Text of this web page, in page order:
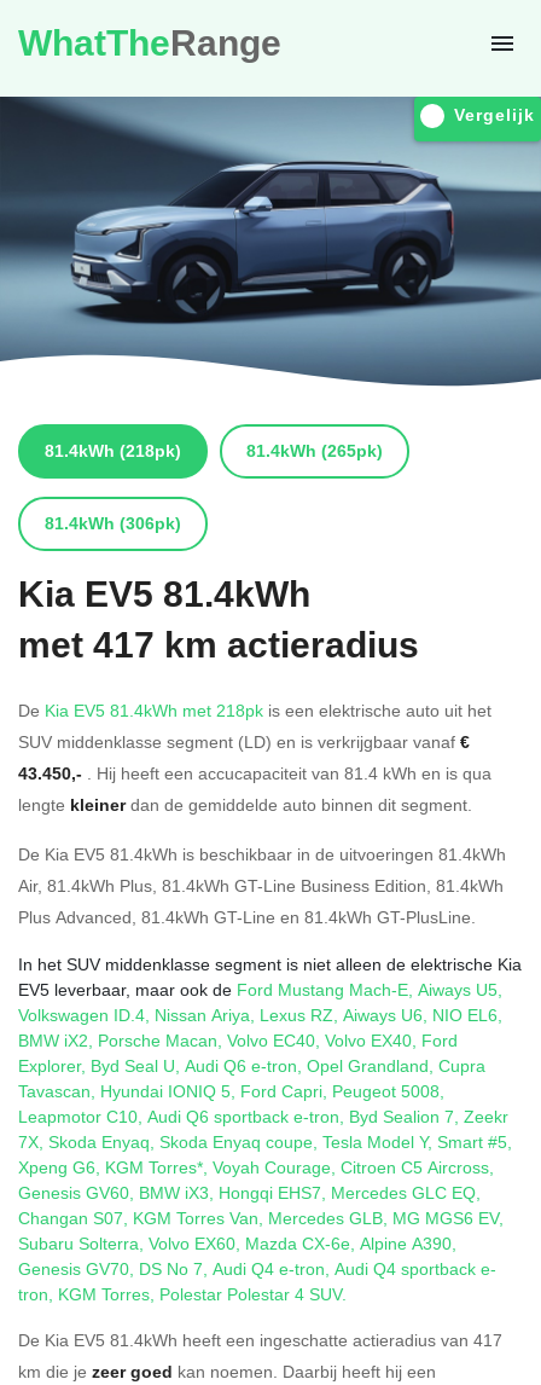
WhatTheRange
Vergelijk
81.4kWh (218pk) 81.4kWh (265pk)
81.4kWh (306pk)
Kia EV5 81.4kWh
met 417 km actieradius
De Kia EV5 81.4kWh met 218pk is een elektrische auto uit het
SUV middenklasse segment (LD) en is verkrijgbaar vanaf €
43.450,- . Hij heeft een accucapaciteit van 81.4 kWh en is qua
lengte kleinerdan de gemiddelde auto binnen dit segment.
De Kia EV5 81.4kWh is beschikbaar in de uitvoeringen 81.4kWh
Air, 81.4kWh Plus, 81.4kWh GT-Line Business Edition, 81.4kWh
Plus Advanced, 81.4kWh GT-Line en 81.4kWh GT-PlusLine.
In het SUV middenklasse segment is niet alleen de elektrische Kia
EV5 leverbaar, maar ook de Ford Mustang Mach-E, Aiways U5,
Volkswagen ID.4, Nissan Ariya, Lexus RZ, Aiways U6, NIO EL6,
BMW iX2, Porsche Macan, Volvo EC40, Volvo EX40, Ford
Explorer, Byd Seal U, Audi Q6 e-tron, Opel Grandland, Cupra
Tavascan, Hyundai IONIQ 5, Ford Capri, Peugeot 5008,
Leapmotor C10, Audi Q6 sportback e-tron, Byd Sealion 7, Zeekr
7X, Skoda Enyaq, Skoda Enyaq coupe, Tesla Model Y, Smart #5,
Xpeng G6, KGM Torres*, Voyah Courage, Citroen C5 Aircross,
Genesis GV60, BMW iX3, Hongqi EHS7, Mercedes GLC EQ,
Changan S07, KGM Torres Van, Mercedes GLB, MG MGS6 EV,
Subaru Solterra, Volvo EX60, Mazda CX-6e, Alpine A390,
Genesis GV70, DS No 7, Audi Q4 e-tron, Audi Q4 sportback e-
tron, KGM Torres, Polestar Polestar 4 SUV.
De Kia EV5 81.4kWh heeft een ingeschatte actieradius van 417
km die je zeer goed kan noemen. Daarbij heeft hij een